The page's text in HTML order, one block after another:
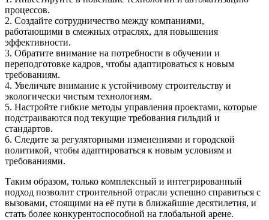
процессов.
2. Создайте сотрудничество между компаниями,
работающими в смежных отраслях, для повышения
эффективности.
3. Обратите внимание на потребности в обучении и
переподготовке кадров, чтобы адаптироваться к новым
требованиям.
4. Увеличьте внимание к устойчивому строительству и
экологически чистым технологиям.
5. Настройте гибкие методы управления проектами, которые
подстраиваются под текущие требования гильдий и
стандартов.
6. Следите за регуляторными изменениями и городской
политикой, чтобы адаптироваться к новым условиям и
требованиями.
Таким образом, только комплексный и интегрированный
подход позволит строительной отрасли успешно справиться с
вызовами, стоящими на её пути в ближайшие десятилетия, и
стать более конкурентоспособной на глобальной арене.